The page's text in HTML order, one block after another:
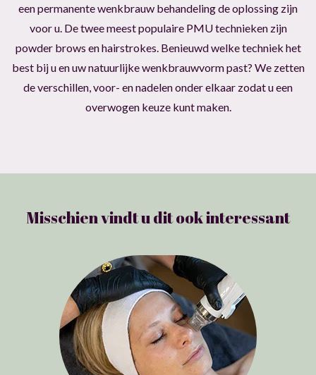
een permanente wenkbrauw behandeling de oplossing zijn
voor u. De twee meest populaire PMU technieken zijn
powder brows en hairstrokes. Benieuwd welke techniek het
best bij u en uw natuurlijke wenkbrauwvorm past? We zetten
de verschillen, voor- en nadelen onder elkaar zodat u een
overwogen keuze kunt maken.
Misschien vindt u dit ook interessant